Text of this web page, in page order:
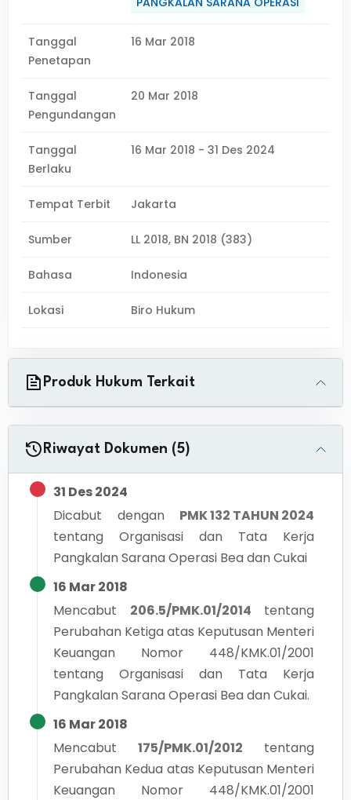
Tanggal
Penetapan
16 Mar 2018
Tanggal
Pengundangan
20 Mar 2018
Tanggal
Berlaku
16 Mar 2018 - 31 Des 2024
Tempat Terbit Jakarta
Sumber LL 2018, BN 2018 (383)
Bahasa Indonesia
Lokasi Biro Hukum
Produk Hukum Terkait
Riwayat Dokumen (5)
31 Des 2024
Dicabut dengan
PMK 132 TAHUN 2024
tentang Organisasi dan Tata Kerja
Pangkalan Sarana Operasi Bea dan Cukai
16 Mar 2018
Mencabut
206.5/PMK.01/2014
tentang
Perubahan Ketiga atas Keputusan Menteri
Keuangan Nomor 448/KMK.01/2001
tentang Organisasi dan Tata Kerja
Pangkalan Sarana Operasi Bea dan Cukai.
16 Mar 2018
Mencabut
175/PMK.01/2012
tentang
Perubahan Kedua atas Keputusan Menteri
Keuangan Nomor 448/KMK.01/2001